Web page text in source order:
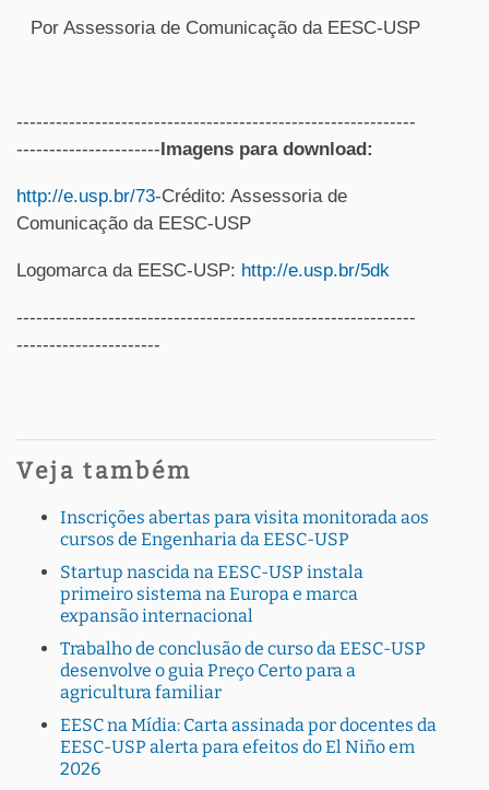
Por Assessoria de Comunicação da EESC-USP
-------------------------------------------------------------
----------------------Imagens para download:
http://e.usp.br/73-Crédito: Assessoria de
Comunicação da EESC-USP
Logomarca da EESC-USP: http://e.usp.br/5dk
-------------------------------------------------------------
----------------------
Veja também
Inscrições abertas para visita monitorada aos
cursos de Engenharia da EESC-USP
Startup nascida na EESC-USP instala
primeiro sistema na Europa e marca
expansão internacional
Trabalho de conclusão de curso da EESC-USP
desenvolve o guia Preço Certo para a
agricultura familiar
EESC na Mídia: Carta assinada por docentes da
EESC-USP alerta para efeitos do El Niño em
2026